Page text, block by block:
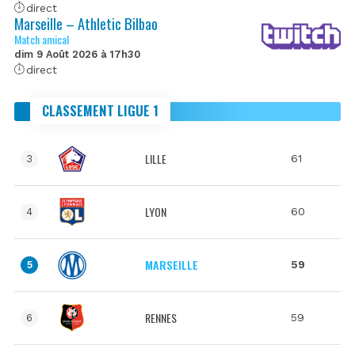
direct
Marseille – Athletic Bilbao
Match amical
dim 9 Août 2026 à 17h30
direct
CLASSEMENT LIGUE 1
3 LILLE 61
4 LYON 60
5 MARSEILLE 59
6 RENNES 59